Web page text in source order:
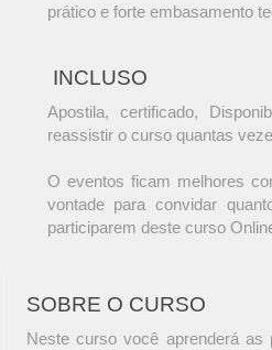
prático e forte embasamento
INCLUSO
Apostila, certificado,
reassistir o curso quantas
O eventos ficam melhores
vontade para convidar
participarem deste curso
SOBRE O CURSO
Neste curso você aprenderá as